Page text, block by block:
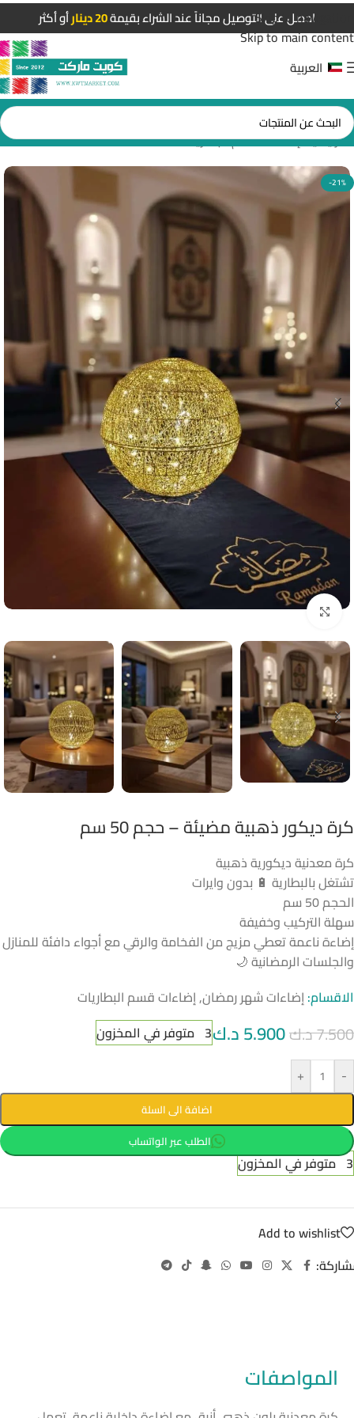
Skip to navigation
Skip to main content
احصل على التوصيل مجاناً عند الشراء بقيمة20 دينار أو أكثر
العربية
الرئيسية/إضاءات قسم البطاريات
-21%
Click to enlarge
كرة ديكور ذهبية مضيئة – حجم 50 سم
كرة معدنية ديكورية ذهبية
تشتغل بالبطارية 🔋 بدون وايرات
الحجم 50 سم
سهلة التركيب وخفيفة
إضاءة ناعمة تعطي مزيج من الفخامة والرقي مع أجواء دافئة للمنازل
والجلسات الرمضانية 🌙
الاقسام:إضاءات شهر رمضان,إضاءات قسم البطاريات
7.500د.ك5.900د.ك3 متوفر في المخزون
3 متوفر في المخزون
-
+
اضافة الى السلة
الطلب عبر الواتساب
Add to wishlist
المواصفات